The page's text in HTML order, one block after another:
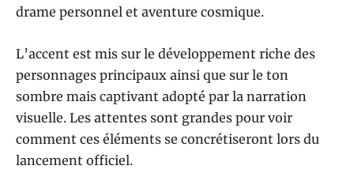
drame personnel et aventure cosmique.
L’accent est mis sur le développement riche des
personnages principaux ainsi que sur le ton
sombre mais captivant adopté par la narration
visuelle. Les attentes sont grandes pour voir
comment ces éléments se concrétiseront lors du
lancement officiel.